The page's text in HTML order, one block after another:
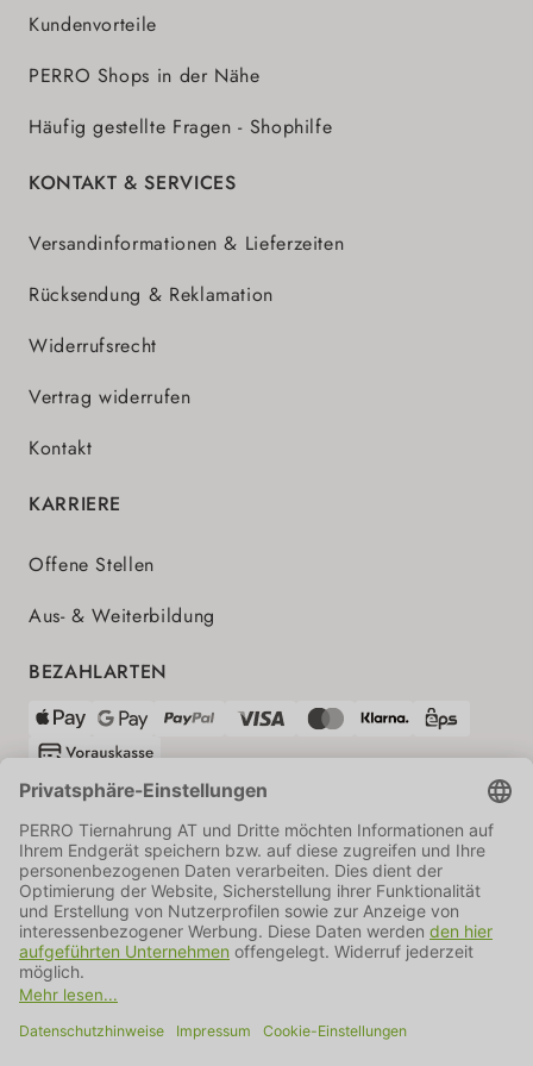
Kundenvorteile
PERRO Shops in der Nähe
Häufig gestellte Fragen - Shophilfe
KONTAKT & SERVICES
Versandinformationen & Lieferzeiten
Rücksendung & Reklamation
Widerrufsrecht
Vertrag widerrufen
Kontakt
KARRIERE
Offene Stellen
Aus- & Weiterbildung
BEZAHLARTEN
VERSANDPARTNER